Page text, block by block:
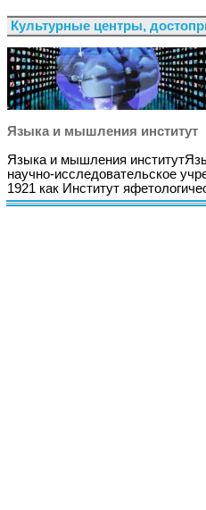
Культурные центры,
Языка и мышления институт
Языка и мышления
научно-исследовательское
1921 как Институт